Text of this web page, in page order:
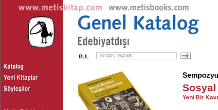
BUL
Yeni Bir